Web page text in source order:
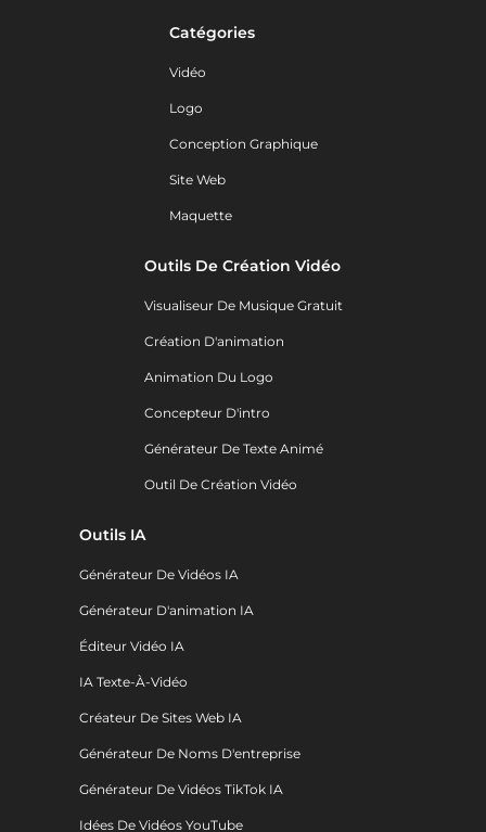
Catégories
Vidéo
Logo
Conception Graphique
Site Web
Maquette
Outils De Création Vidéo
Visualiseur De Musique Gratuit
Création D'animation
Animation Du Logo
Concepteur D'intro
Générateur De Texte Animé
Outil De Création Vidéo
Outils IA
Générateur De Vidéos IA
Générateur D'animation IA
Éditeur Vidéo IA
IA Texte-À-Vidéo
Créateur De Sites Web IA
Générateur De Noms D'entreprise
Générateur De Vidéos TikTok IA
Idées De Vidéos YouTube